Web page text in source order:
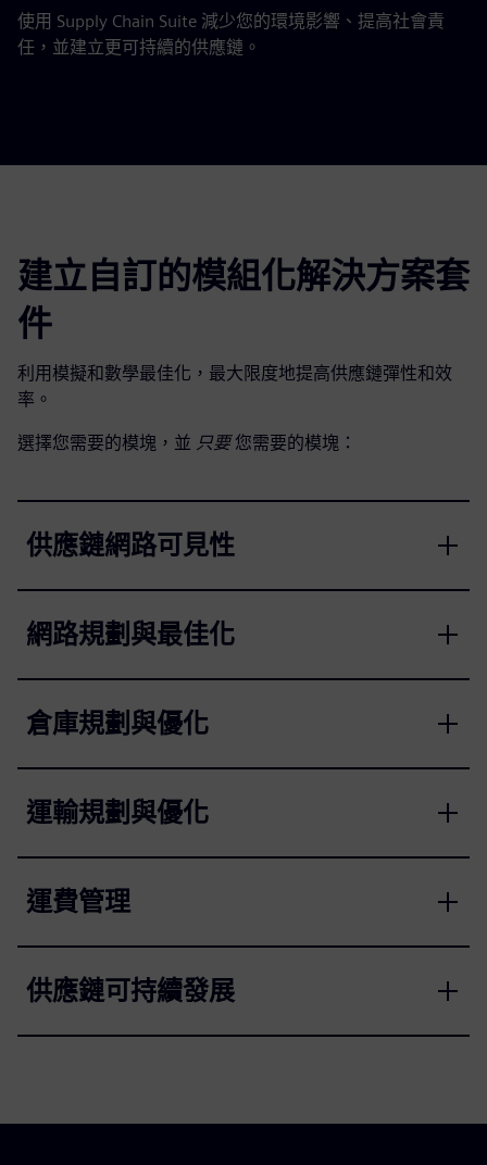
使用 Supply Chain Suite 減少您的環境影響、提高社會責
任，並建立更可持續的供應鏈。
建立自訂的模組化解決方案套
件
利用模擬和數學最佳化，最大限度地提高供應鏈彈性和效
率。
選擇您需要的模塊，並 只要您需要的模塊：
供應鏈網路可見性
網路規劃與最佳化
倉庫規劃與優化
運輸規劃與優化
運費管理
供應鏈可持續發展